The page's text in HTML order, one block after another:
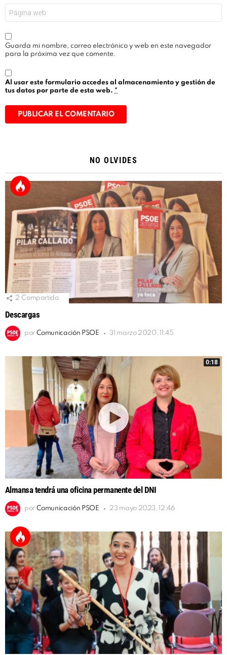
Guarda mi nombre, correo electrónico y web en este navegador
para la próxima vez que comente.
Al usar este formulario accedes al almacenamiento y gestión de
tus datos por parte de esta web. *
NO OLVIDES
2 Compartido
Descargas
por Comunicación PSOE 31 marzo 2020, 11:45
0:18
Almansa tendrá una oficina permanente del DNI
por Comunicación PSOE 23 mayo 2023, 12:46